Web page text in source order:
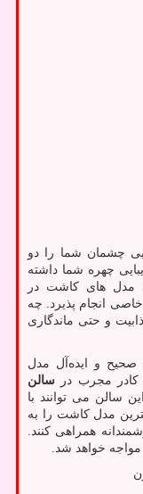
چشمان شما را دو
چهره شما داشته
مدل های کاشت در
انجام پذیرد. چه
و حتی ماندگاری
صحیح و ایده‌آل مدل
مجرب در سالن
سالن می ‌توانند با
مدل کاشت را به
همراهی کنند.
خواهد شد.